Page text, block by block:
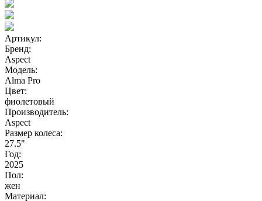
Артикул:
Бренд:
Aspect
Модель:
Alma Pro
Цвет:
фиолетовый
Производитель:
Aspect
Размер колеса:
27.5"
Год:
2025
Пол:
жен
Материал: